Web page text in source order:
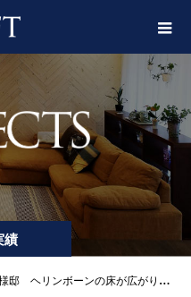
績
の床が広がりを感じさせる新築マンションリノベーション